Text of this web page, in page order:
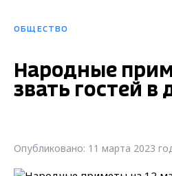
ОБЩЕСТВО
Народные
звать гостей в
Опубликовано: 11 марта 2023